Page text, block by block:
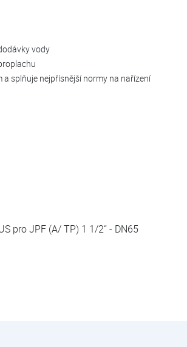
vody
splňuje nejpřísnější normy na nařízení
pro JPF (A/ TP) 1 1/2“ - DN65